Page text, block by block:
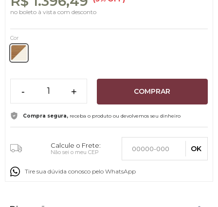
no boleto à vista com desconto
Cor
- + COMPRAR
Compra segura, receba o produto ou devolvemos seu dinheiro
Calcule o Frete:
Não sei o meu CEP OK
Tire sua dúvida conosco pelo WhatsApp